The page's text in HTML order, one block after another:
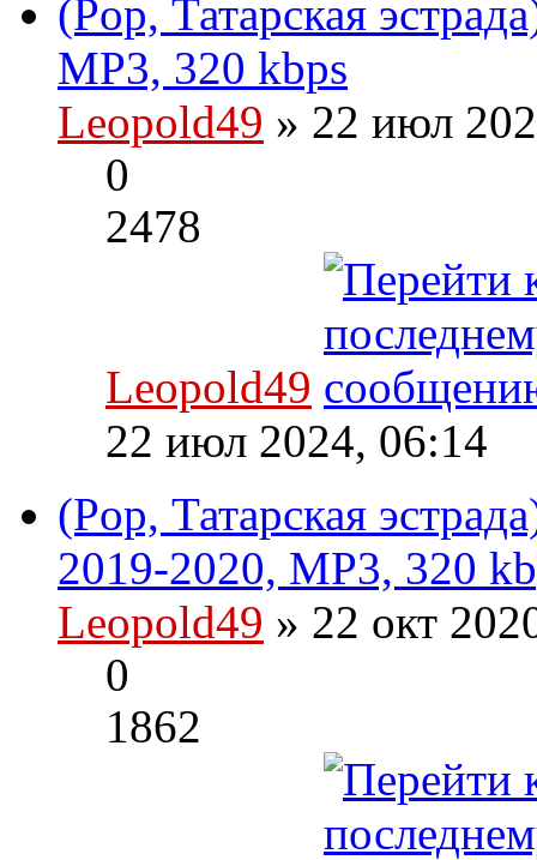
(Pop, Татарская
MP3, 320 kbps
Leopold49 » 22 июл
0
2478
Leopold49
22 июл 2024, 06:14
(Pop, Татарская
2019-2020, MP3, 320
Leopold49 » 22 окт
0
1862